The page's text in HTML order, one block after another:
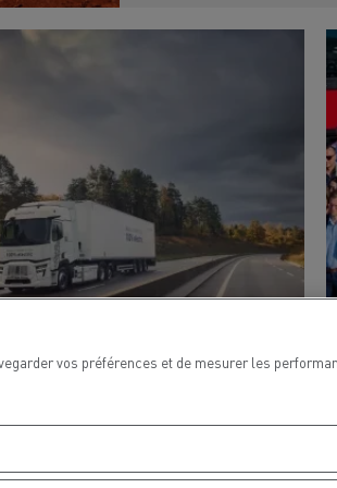
distance désormais
vos préférences et de mesurer les